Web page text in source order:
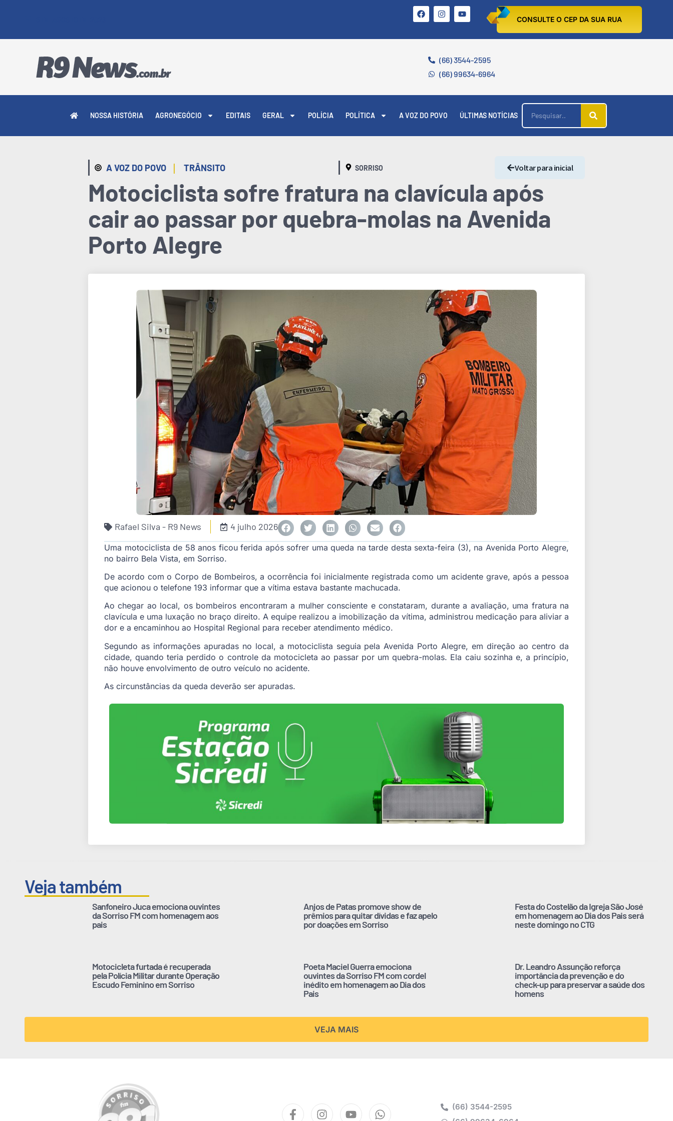
CONSULTE O CEP DA SUA RUA
(66) 3544-2595
(66) 99634-6964
NOSSA HISTÓRIA AGRONEGÓCIO EDITAIS GERAL POLÍCIA POLÍTICA A VOZ DO POVO ÚLTIMAS NOTÍCIAS
A VOZ DO POVO | TRÂNSITO SORRISO Voltar para inicial
Motociclista sofre fratura na clavícula após
cair ao passar por quebra-molas na Avenida
Porto Alegre
Rafael Silva - R9 News 4 julho 2026
Uma motociclista de 58 anos ficou ferida após sofrer uma queda na tarde desta sexta-feira (3), na Avenida Porto Alegre,
no bairro Bela Vista, em Sorriso.
De acordo com o Corpo de Bombeiros, a ocorrência foi inicialmente registrada como um acidente grave, após a pessoa
que acionou o telefone 193 informar que a vítima estava bastante machucada.
Ao chegar ao local, os bombeiros encontraram a mulher consciente e constataram, durante a avaliação, uma fratura na
clavícula e uma luxação no braço direito. A equipe realizou a imobilização da vítima, administrou medicação para aliviar a
dor e a encaminhou ao Hospital Regional para receber atendimento médico.
Segundo as informações apuradas no local, a motociclista seguia pela Avenida Porto Alegre, em direção ao centro da
cidade, quando teria perdido o controle da motocicleta ao passar por um quebra-molas. Ela caiu sozinha e, a princípio,
não houve envolvimento de outro veículo no acidente.
As circunstâncias da queda deverão ser apuradas.
Veja também
Sanfoneiro Juca emociona ouvintes
da Sorriso FM com homenagem aos
pais
Anjos de Patas promove show de
prêmios para quitar dívidas e faz apelo
por doações em Sorriso
Festa do Costelão da Igreja São José
em homenagem ao Dia dos Pais será
neste domingo no CTG
Motocicleta furtada é recuperada
pela Polícia Militar durante Operação
Escudo Feminino em Sorriso
Poeta Maciel Guerra emociona
ouvintes da Sorriso FM com cordel
inédito em homenagem ao Dia dos
Pais
Dr. Leandro Assunção reforça
importância da prevenção e do
check-up para preservar a saúde dos
homens
VEJA MAIS
(66) 3544-2595